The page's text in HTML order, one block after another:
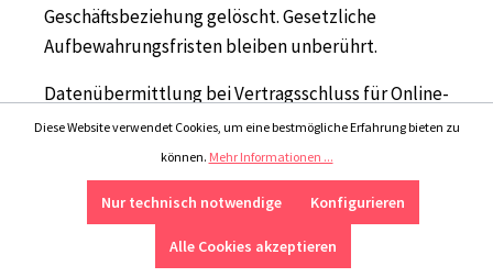
Geschäftsbeziehung gelöscht. Gesetzliche
Aufbewahrungsfristen bleiben unberührt.
Datenübermittlung bei Vertragsschluss für Online-
Shops, Händler und Warenversand
Wir übermitteln personenbezogene Daten an
Dritte nur dann, wenn dies im Rahmen der
Vertragsabwicklung notwendig ist, etwa an die mit
der Lieferung der Ware betrauten Unternehmen
oder das mit der Zahlungsabwicklung beauftragte
Diese Website verwendet Cookies, um eine bestmögliche Erfahrung bieten zu
können. Mehr Informationen ...
Nur technisch notwendige Konfigurieren
Alle Cookies akzeptieren